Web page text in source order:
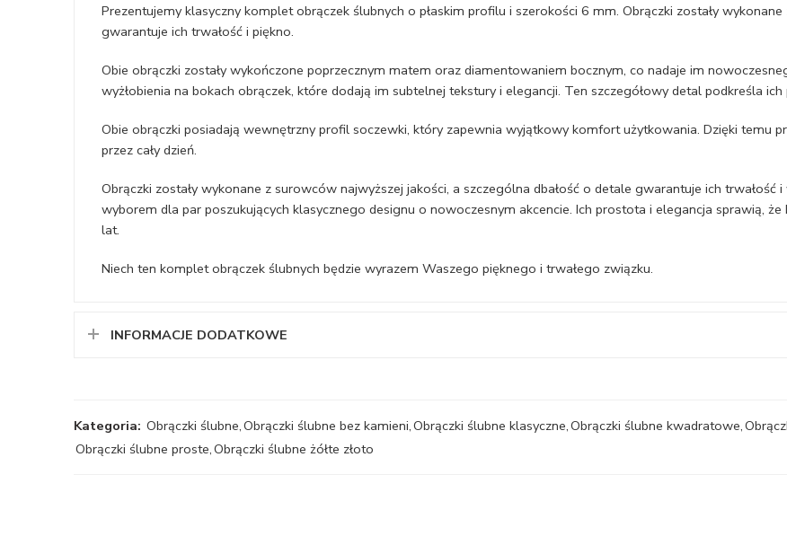
Prezentujemy klasyczny komplet obrączek ślubnych o płaskim profilu i szerokości 6 mm. Obrączki zostały
gwarantuje ich trwałość i piękno.
Obie obrączki zostały wykończone poprzecznym matem oraz diamentowaniem bocznym, co nadaje im
wyżłobienia na bokach obrączek, które dodają im subtelnej tekstury i elegancji. Ten szczegółowy detal podkreśla
Obie obrączki posiadają wewnętrzny profil soczewki, który zapewnia wyjątkowy komfort użytkowania. Dzięki temu
przez cały dzień.
Obrączki zostały wykonane z surowców najwyższej jakości, a szczególna dbałość o detale gwarantuje ich
wyborem dla par poszukujących klasycznego designu o nowoczesnym akcencie. Ich prostota i elegancja sprawią,
lat.
Niech ten komplet obrączek ślubnych będzie wyrazem Waszego pięknego i trwałego związku.
INFORMACJE DODATKOWE
Kategoria: Obrączki ślubne,Obrączki ślubne bez kamieni,Obrączki ślubne klasyczne,Obrączki ślubne kwadratowe,
Obrączki ślubne proste,Obrączki ślubne żółte złoto